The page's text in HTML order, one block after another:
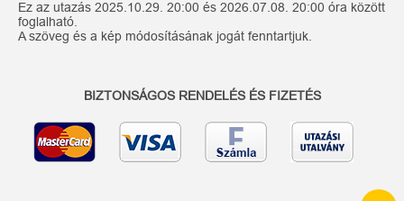
Ez az utazás 2025.10.29. 20:00 és 2026.07.08. 20:00 óra között
foglalható.
A szöveg és a kép módosításának jogát fenntartjuk.
BIZTONSÁGOS RENDELÉS ÉS FIZETÉS